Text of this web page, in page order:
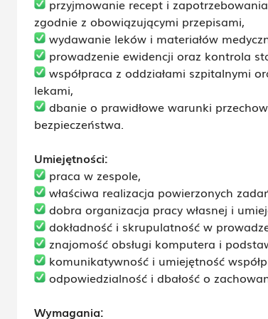
przyjmowanie recept i
zgodnie z obowiązującymi przepisami,
wydawanie leków i materiałów
prowadzenie ewidencji oraz kontrola
współpraca z oddziałami szpitalnymi
lekami,
dbanie o prawidłowe warunki
bezpieczeństwa.
Umiejętności:
praca w zespole,
właściwa realizacja powierzonych
dobra organizacja pracy własnej i
dokładność i skrupulatność w
znajomość obsługi komputera i
komunikatywność i umiejętność
odpowiedzialność i dbałość o
Wymagania: